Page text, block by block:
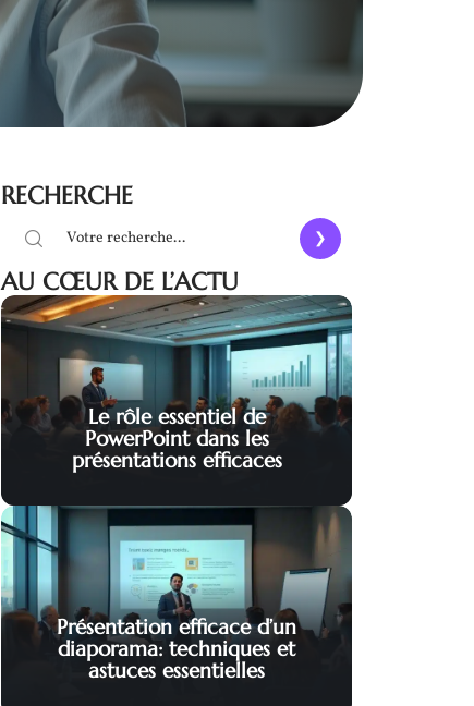
RECHERCHE
AU CŒUR DE L’ACTU
Le rôle essentiel de
PowerPoint dans les
présentations efficaces
Présentation efficace d’un
diaporama: techniques et
astuces essentielles